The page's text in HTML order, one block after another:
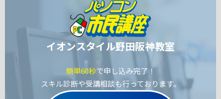
イオンスタイル野田阪神教室
簡単60秒で申し込み完了！
スキル診断や受講相談も行っております。